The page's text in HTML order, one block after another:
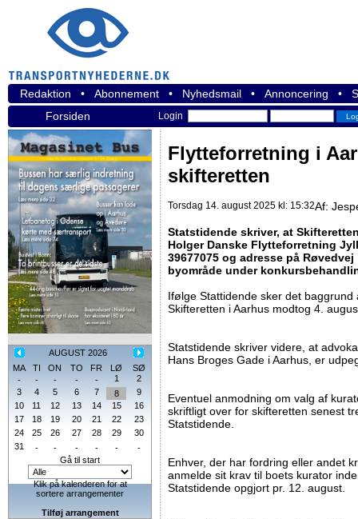
Redaktion • Abonnement • Nyhedsmail • Annoncering •
Forsiden
Login
AUGUST 2026
MA
TI ON TO FR LØ
SØ
-
- - - - 1
2
3
4 5 6 7 8
9
10
11 12 13 14 15
16
17
18 19 20 21 22
23
24
25 26 27 28 29
30
31
- - - - -
-
Gå til start
Klik på kalenderen for at
sortere arrangementer
Tilføj arrangement
Flytteforretning i
skifteretten
Torsdag 14. august 2025 kl: 15:32Af:
Statstidende skriver, at
Holger Danske Flytteforretning
39677075 og adresse på
byområde under
Ifølge Stattidende sker det
Skifteretten i Aarhus modtog 4.
Statstidende skriver videre, at
Hans Broges Gade i Aarhus, er
Eventuel anmodning om valg af
skriftligt over for skifteretten senest
Statstidende.
Enhver, der har fordring eller andet
anmelde sit krav til boets kurator
Statstidende opgjort pr. 12. august.